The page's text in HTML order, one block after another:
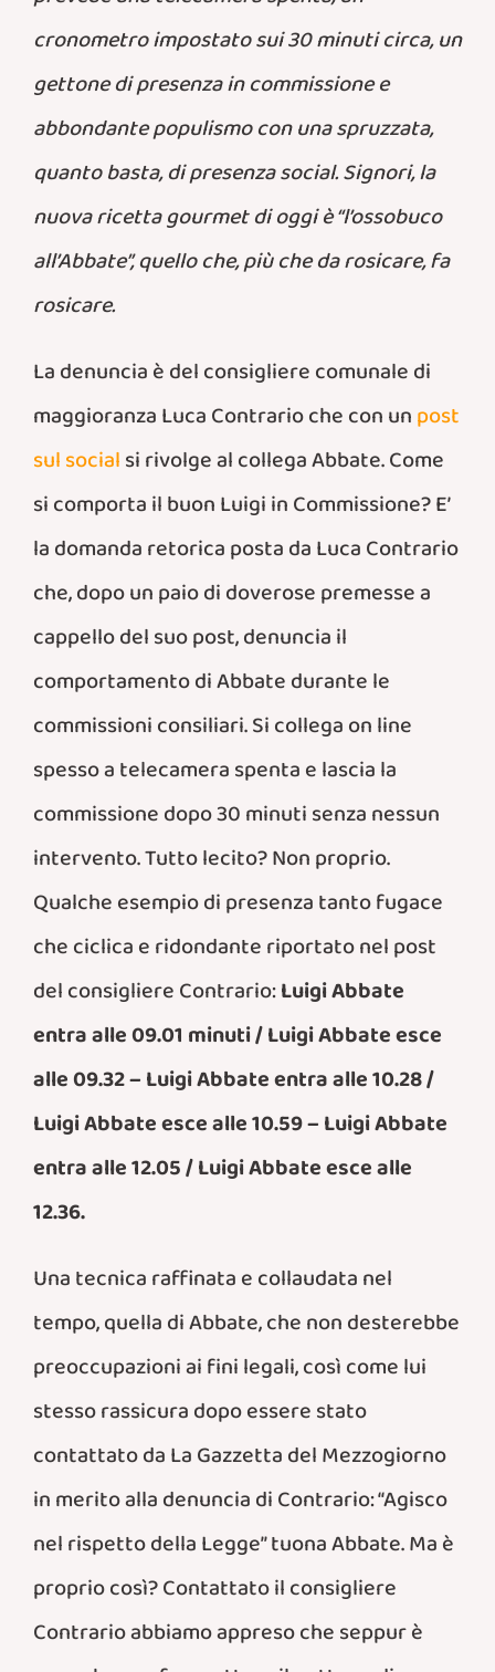
cronometro impostato sui 30 minuti circa, un
gettone di presenza in commissione e
abbondante populismo con una spruzzata,
quanto basta, di presenza social. Signori, la
nuova ricetta gourmet di oggi è “l’ossobuco
all’Abbate”, quello che, più che da rosicare, fa
rosicare.
La denuncia è del consigliere comunale di
maggioranza Luca Contrario che con unpost
sul socialsi rivolge al collega Abbate. Come
si comporta il buon Luigi in Commissione? E’
la domanda retorica posta da Luca Contrario
che, dopo un paio di doverose premesse a
cappello del suo post, denuncia il
comportamento di Abbate durante le
commissioni consiliari. Si collega on line
spesso a telecamera spenta e lascia la
commissione dopo 30 minuti senza nessun
intervento. Tutto lecito? Non proprio.
Qualche esempio di presenza tanto fugace
che ciclica e ridondante riportato nel post
del consigliere Contrario:Luigi Abbate
entra alle 09.01 minuti / Luigi Abbate esce
alle 09.32 – Luigi Abbate entra alle 10.28 /
Luigi Abbate esce alle 10.59 – Luigi Abbate
entra alle 12.05 / Luigi Abbate esce alle
12.36.
Una tecnica raffinata e collaudata nel
tempo, quella di Abbate, che non desterebbe
preoccupazioni ai fini legali, così come lui
stesso rassicura dopo essere stato
contattato da La Gazzetta del Mezzogiorno
in merito alla denuncia di Contrario: “Agisco
nel rispetto della Legge” tuona Abbate. Ma è
proprio così? Contattato il consigliere
Contrario abbiamo appreso che seppur è